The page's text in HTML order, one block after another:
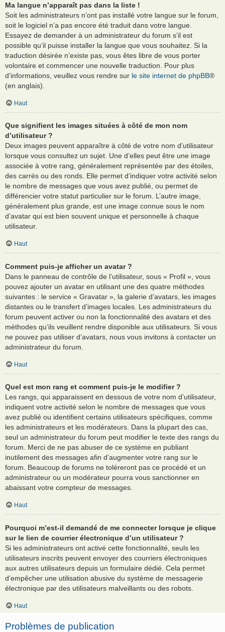
Ma langue n’apparaît pas dans la liste !
Soit les administrateurs n’ont pas installé votre langue sur le forum,
soit le logiciel n’a pas encore été traduit dans votre langue.
Essayez de demander à un administrateur du forum s’il est
possible qu’il puisse installer la langue que vous souhaitez. Si la
traduction désirée n’existe pas, vous êtes libre de vous porter
volontaire et commencer une nouvelle traduction. Pour plus
d’informations, veuillez vous rendre sur le site internet de phpBB®
(en anglais).
Haut
Que signifient les images situées à côté de mon nom
d’utilisateur ?
Deux images peuvent apparaître à côté de votre nom d’utilisateur
lorsque vous consultez un sujet. Une d’elles peut être une image
associée à votre rang, généralement représentée par des étoiles,
des carrés ou des ronds. Elle permet d’indiquer votre activité selon
le nombre de messages que vous avez publié, ou permet de
différencier votre statut particulier sur le forum. L’autre image,
généralement plus grande, est une image connue sous le nom
d’avatar qui est bien souvent unique et personnelle à chaque
utilisateur.
Haut
Comment puis-je afficher un avatar ?
Dans le panneau de contrôle de l’utilisateur, sous « Profil », vous
pouvez ajouter un avatar en utilisant une des quatre méthodes
suivantes : le service « Gravatar », la galerie d’avatars, les images
distantes ou le transfert d’images locales. Les administrateurs du
forum peuvent activer ou non la fonctionnalité des avatars et des
méthodes qu’ils veuillent rendre disponible aux utilisateurs. Si vous
ne pouvez pas utiliser d’avatars, nous vous invitons à contacter un
administrateur du forum.
Haut
Quel est mon rang et comment puis-je le modifier ?
Les rangs, qui apparaissent en dessous de votre nom d’utilisateur,
indiquent votre activité selon le nombre de messages que vous
avez publié ou identifient certains utilisateurs spécifiques, comme
les administrateurs et les modérateurs. Dans la plupart des cas,
seul un administrateur du forum peut modifier le texte des rangs du
forum. Merci de ne pas abuser de ce système en publiant
inutilement des messages afin d’augmenter votre rang sur le
forum. Beaucoup de forums ne toléreront pas ce procédé et un
administrateur ou un modérateur pourra vous sanctionner en
abaissant votre compteur de messages.
Haut
Pourquoi m’est-il demandé de me connecter lorsque je clique
sur le lien de courrier électronique d’un utilisateur ?
Si les administrateurs ont activé cette fonctionnalité, seuls les
utilisateurs inscrits peuvent envoyer des courriers électroniques
aux autres utilisateurs depuis un formulaire dédié. Cela permet
d’empêcher une utilisation abusive du système de messagerie
électronique par des utilisateurs malveillants ou des robots.
Haut
Problèmes de publication